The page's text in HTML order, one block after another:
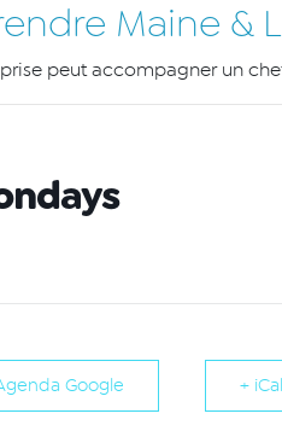
Maine &
peut accompagner un
Google +